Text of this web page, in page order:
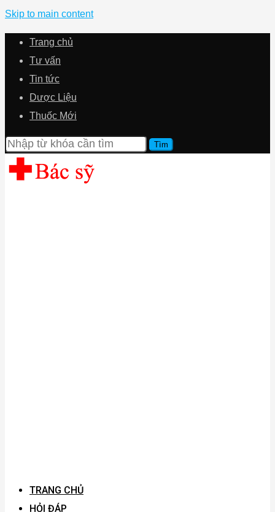
Skip to main content
Trang chủ
Tư vấn
Tin tức
Dược Liệu
Thuốc Mới
TRANG CHỦ
HỎI ĐÁP